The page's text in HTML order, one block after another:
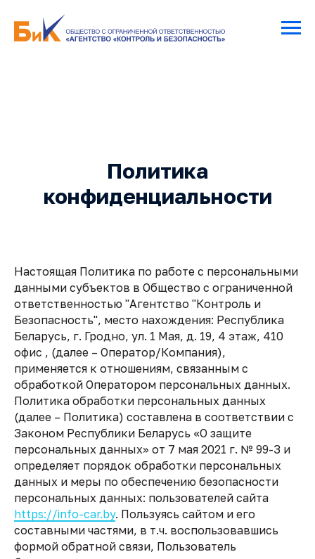
Политика
конфиденциальности
Настоящая Политика по работе с персональными
данными субъектов в Общество с ограниченной
ответственностью "Агентство "Контроль и
Безопасность", место нахождения: Республика
Беларусь, г. Гродно, ул. 1 Мая, д. 19, 4 этаж, 410
офис , (далее – Оператор/Компания),
применяется к отношениям, связанным с
обработкой Оператором персональных данных.
Политика обработки персональных данных
(далее – Политика) составлена в соответствии с
Законом Республики Беларусь «О защите
персональных данных» от 7 мая 2021 г. № 99-З и
определяет порядок обработки персональных
данных и меры по обеспечению безопасности
персональных данных: пользователей сайта
https://info-car.by. Пользуясь сайтом и его
составными частями, в т.ч. воспользовавшись
формой обратной связи, Пользователь